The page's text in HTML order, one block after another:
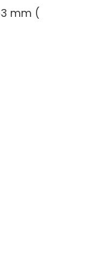
mm (